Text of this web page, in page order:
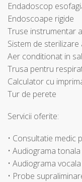
Endadoscop
Endoscoape rigide
Truse instrumentar
Sistem de sterilizare
Aer conditionat in
Trusa pentru
Calculator cu
Tur de perete
Servicii oferite:
• Consultatie medic
• Audiograma tonala
• Audiograma vocala
• Probe